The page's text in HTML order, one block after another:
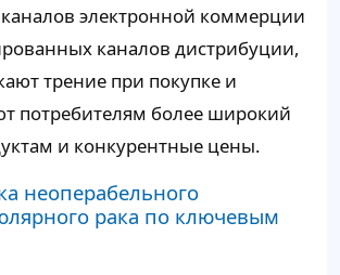
электронной коммерции
каналов дистрибуции,
трение при покупке и
потребителям более широкий
и конкурентные цены.
неоперабельного
рака по ключевым